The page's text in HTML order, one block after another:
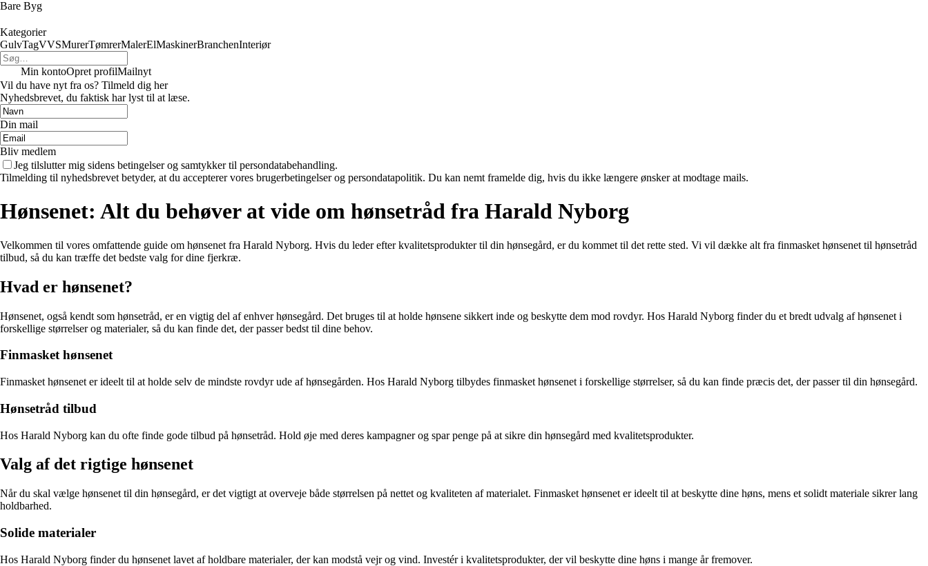
Bare Byg
Kategorier
GulvTagVVSMurerTømrerMalerElMaskinerBranchenInteriør
Min kontoOpret profilMailnyt
Vil du have nyt fra os? Tilmeld dig her
Nyhedsbrevet, du faktisk har lyst til at læse.
Din mail
Bliv medlem
Jeg tilslutter mig sidens betingelser og samtykker til persondatabehandling.
Tilmelding til nyhedsbrevet betyder, at du accepterer vores brugerbetingelser og persondatapolitik. Du kan nemt framelde dig, hvis du ikke længere ønsker at modtage mails.
Hønsenet: Alt du behøver at vide om hønsetråd fra Harald Nyborg
Velkommen til vores omfattende guide om hønsenet fra Harald Nyborg. Hvis du leder efter kvalitetsprodukter til din hønsegård, er du kommet til det rette sted. Vi vil dække alt fra finmasket hønsenet til hønsetråd
tilbud, så du kan træffe det bedste valg for dine fjerkræ.
Hvad er hønsenet?
Hønsenet, også kendt som hønsetråd, er en vigtig del af enhver hønsegård. Det bruges til at holde hønsene sikkert inde og beskytte dem mod rovdyr. Hos Harald Nyborg finder du et bredt udvalg af hønsenet i
forskellige størrelser og materialer, så du kan finde det, der passer bedst til dine behov.
Finmasket hønsenet
Finmasket hønsenet er ideelt til at holde selv de mindste rovdyr ude af hønsegården. Hos Harald Nyborg tilbydes finmasket hønsenet i forskellige størrelser, så du kan finde præcis det, der passer til din hønsegård.
Hønsetråd tilbud
Hos Harald Nyborg kan du ofte finde gode tilbud på hønsetråd. Hold øje med deres kampagner og spar penge på at sikre din hønsegård med kvalitetsprodukter.
Valg af det rigtige hønsenet
Når du skal vælge hønsenet til din hønsegård, er det vigtigt at overveje både størrelsen på nettet og kvaliteten af materialet. Finmasket hønsenet er ideelt til at beskytte dine høns, mens et solidt materiale sikrer lang
holdbarhed.
Solide materialer
Hos Harald Nyborg finder du hønsenet lavet af holdbare materialer, der kan modstå vejr og vind. Investér i kvalitetsprodukter, der vil beskytte dine høns i mange år fremover.